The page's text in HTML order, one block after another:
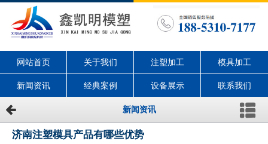
网站首页 关于我们 注塑加工 模具加工
新闻资讯 经典案例 设备展示 联系我们
新闻资讯
济南注塑模具产品有哪些优势